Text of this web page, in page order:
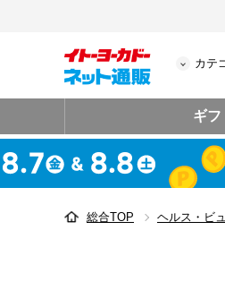
カテ
ギフ
総合TOP ヘルス・ビ